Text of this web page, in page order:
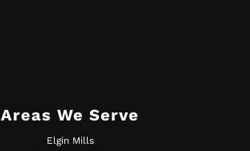
Areas We Serve
Elgin Mills